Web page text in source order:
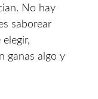
No hay
saborear
ganas algo y